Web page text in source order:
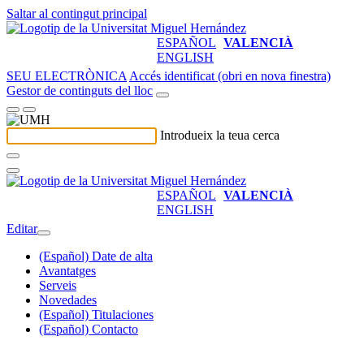
Saltar al contingut principal
ESPAÑOL VALENCIÀ
ENGLISH
SEU ELECTRÒNICA Accés identificat (obri en nova finestra)
Gestor de continguts del lloc
Introdueix la teua cerca
ESPAÑOL VALENCIÀ
ENGLISH
Editar
(Español) Date de alta
Avantatges
Serveis
Novedades
(Español) Titulaciones
(Español) Contacto